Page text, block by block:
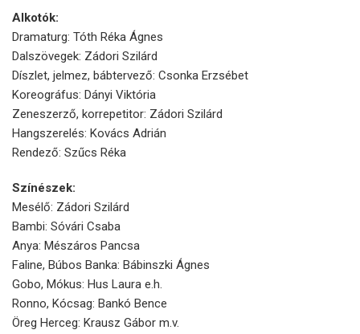
Alkotók:
Dramaturg: Tóth Réka Ágnes
Dalszövegek: Zádori Szilárd
Díszlet, jelmez, bábtervező: Csonka Erzsébet
Koreográfus: Dányi Viktória
Zeneszerző, korrepetitor: Zádori Szilárd
Hangszerelés: Kovács Adrián
Rendező: Szűcs Réka
Színészek:
Mesélő: Zádori Szilárd
Bambi: Sóvári Csaba
Anya: Mészáros Pancsa
Faline, Búbos Banka: Bábinszki Ágnes
Gobo, Mókus: Hus Laura e.h.
Ronno, Kócsag: Bankó Bence
Öreg Herceg: Krausz Gábor m.v.